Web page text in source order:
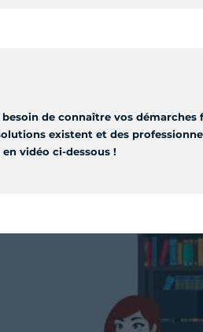
de connaître vos démarches
existent et des
vidéo ci-dessous !